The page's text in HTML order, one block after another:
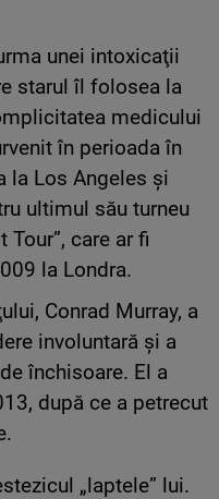
unei intoxicaţii
starul îl folosea la
medicului
în perioada în
la Los Angeles şi
ultimul său turneu
Tour”, care ar fi
la Londra.
Conrad Murray, a
involuntară şi a
închisoare. El a
după ce a petrecut
„laptele” lui.